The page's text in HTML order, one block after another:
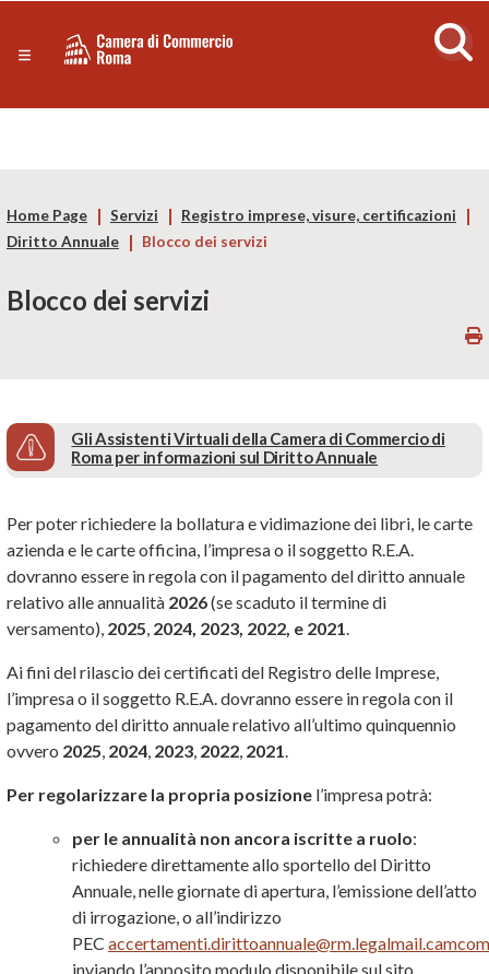
Servizi
Risorse Principali
Camera
Commercio
di
Roma
Roma
Home Page Servizi
Registro imprese, visure, certificazioni
Diritto Annuale
Blocco dei servizi
Blocco dei servizi
Gli Assistenti Virtuali della Camera di Commercio di
Roma per informazioni sul Diritto Annuale
Per poter richiedere la bollatura e vidimazione dei libri, le carte
azienda e le carte officina, l’impresa o il soggetto R.E.A.
dovranno essere in regola con il pagamento del diritto annuale
relativo alle annualità 2026(se scaduto il termine di
versamento), 2025, 2024, 2023, 2022, e 2021.
Ai fini del rilascio dei certificati del Registro delle Imprese,
l’impresa o il soggetto R.E.A. dovranno essere in regola con il
pagamento del diritto annuale relativo all’ultimo quinquennio
ovvero 2025, 2024, 2023, 2022, 2021.
Per regolarizzare la propria posizione l’impresa potrà:
per le annualità non ancora iscritte a ruolo:
richiedere direttamente allo sportello del Diritto
Annuale, nelle giornate di apertura, l’emissione dell’atto
di irrogazione, o all’indirizzo
PEC
inviando l’apposito modulo disponibile sul sito